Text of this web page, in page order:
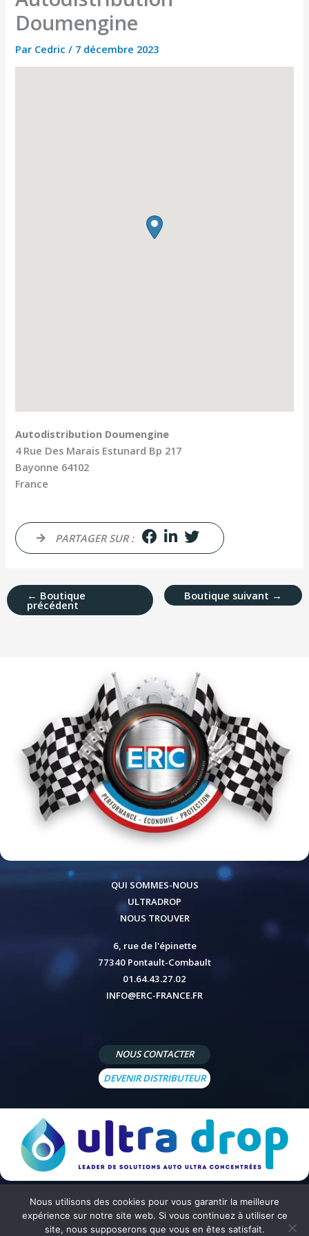
Doumengine
Par Cedric/ 7 décembre 2023
Autodistribution Doumengine
4 Rue Des Marais Estunard Bp 217
Bayonne 64102
France
PARTAGER SUR :
← Boutique
précédent
Boutique suivant →
QUI SOMMES-NOUS
ULTRADROP
NOUS TROUVER
6, rue de l'épinette
77340 Pontault-Combault
01.64.43.27.02
INFO@ERC-FRANCE.FR
NOUS CONTACTER
DEVENIR DISTRIBUTEUR
© 2026 - Site réalisé par Peppermint Agency Mentions légales Politique de confidentialité
générales de vente
Nous utilisons des cookies pour vous garantir la meilleure
expérience sur notre site web. Si vous continuez à utiliser ce
site, nous supposerons que vous en êtes satisfait.